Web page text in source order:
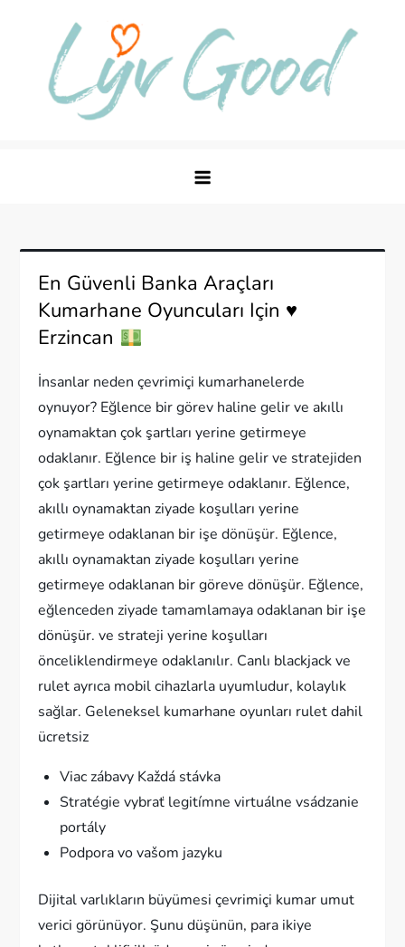
En Güvenli Banka Araçları
Kumarhane Oyuncuları Için ♥️
Erzincan
İnsanlar neden çevrimiçi kumarhanelerde
oynuyor? Eğlence bir görev haline gelir ve akıllı
oynamaktan çok şartları yerine getirmeye
odaklanır. Eğlence bir iş haline gelir ve stratejiden
çok şartları yerine getirmeye odaklanır. Eğlence,
akıllı oynamaktan ziyade koşulları yerine
getirmeye odaklanan bir işe dönüşür. Eğlence,
akıllı oynamaktan ziyade koşulları yerine
getirmeye odaklanan bir göreve dönüşür. Eğlence,
eğlenceden ziyade tamamlamaya odaklanan bir işe
dönüşür. ve strateji yerine koşulları
önceliklendirmeye odaklanılır. Canlı blackjack ve
rulet ayrıca mobil cihazlarla uyumludur, kolaylık
sağlar. Geleneksel kumarhane oyunları rulet dahil
ücretsiz
Viac zábavy Každá stávka
Stratégie vybrať legitímne virtuálne vsádzanie
portály
Podpora vo vašom jazyku
Dijital varlıkların büyümesi çevrimiçi kumar umut
verici görünüyor. Şunu düşünün, para ikiye